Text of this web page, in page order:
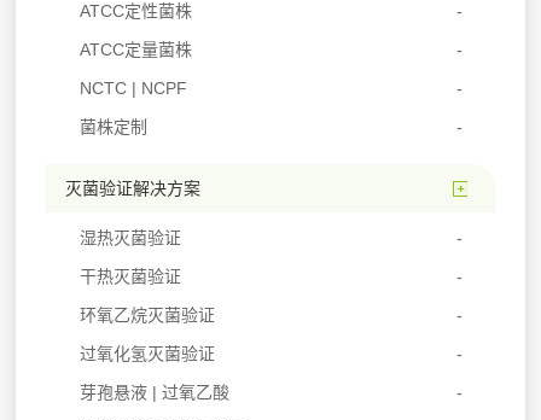
ATCC定性菌株
ATCC定量菌株
NCTC | NCPF
菌株定制
灭菌验证解决方案
湿热灭菌验证
干热灭菌验证
环氧乙烷灭菌验证
过氧化氢灭菌验证
芽孢悬液 | 过氧乙酸